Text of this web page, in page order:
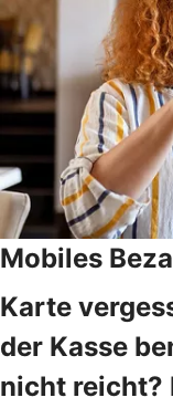
Mobiles
Karte
der Kasse
nicht reicht?